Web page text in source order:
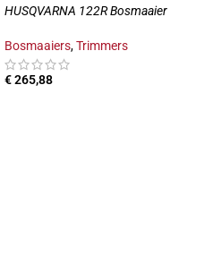
HUSQVARNA 122R Bosmaaier
Bosmaaiers,Trimmers
€265,88